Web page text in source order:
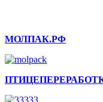
МОЛПАК.РФ